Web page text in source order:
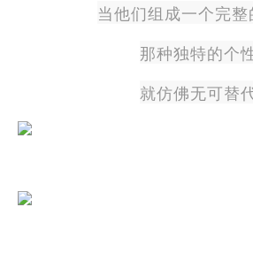
当他们组成一个完整
那种独特的个
就仿佛无可替